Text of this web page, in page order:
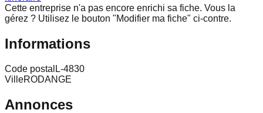
Cette entreprise n'a pas encore enrichi sa fiche. Vous la
gérez ? Utilisez le bouton "Modifier ma fiche" ci-contre.
Informations
Code postal L-4830
VilleRODANGE
Annonces